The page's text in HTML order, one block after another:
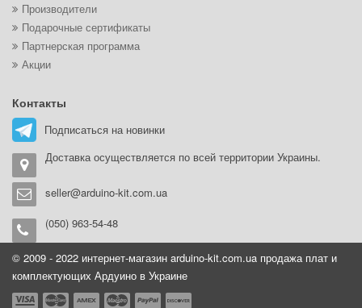
Производители
Подарочные сертификаты
Партнерская программа
Акции
Контакты
Подписаться на новинки
Доставка осуществляется по всей территории Украины.
seller@arduino-kit.com.ua
(050) 963-54-48
© 2009 - 2022 интернет-магазин arduino-kit.com.ua продажа плат и
комплектующих Ардуино в Украине